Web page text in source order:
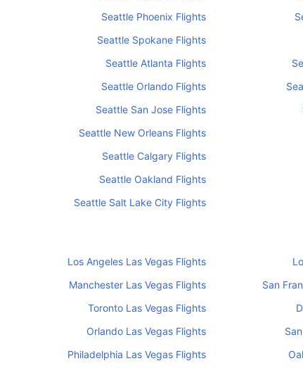
Seattle Phoenix Flights
Seattle Spokane Flights
Seattle Atlanta Flights
Seattle Orlando Flights
Seattle San Jose Flights
Seattle New Orleans Flights
Seattle Calgary Flights
Seattle Oakland Flights
Seattle Salt Lake City Flights
Los Angeles Las Vegas Flights
San
Manchester Las Vegas Flights
Toronto Las Vegas Flights
Orlando Las Vegas Flights
Philadelphia Las Vegas Flights